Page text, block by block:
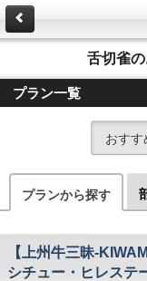
舌切雀
プラン一覧
おす
プランから探す
【上州牛三昧-
シチュー・ヒレステ